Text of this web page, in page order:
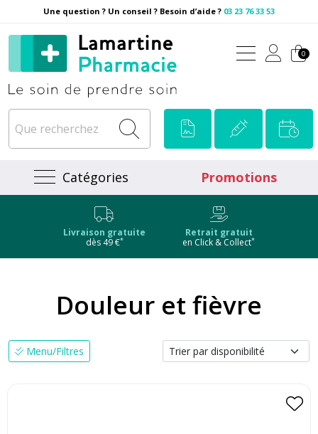
Une question ? Un conseil ? Besoin d’aide ? 03 23 76 33 53
Pharmacie Lamartine
0
Catégories Promotions
Livraison gratuite
dès 49 €*
Retrait gratuit
en Click & Collect*
Douleur et fièvre
Menu/Filtres